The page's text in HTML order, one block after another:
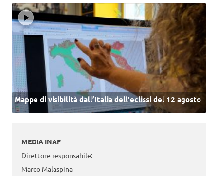
Mappe di visibilità dall’Italia dell'eclissi del 12 agosto
MEDIA INAF
Direttore responsabile:
Marco Malaspina